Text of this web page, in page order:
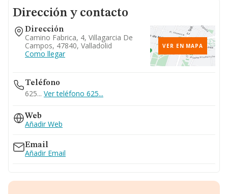
Dirección y contacto
Dirección
Camino Fabrica, 4, Villagarcia De
Campos, 47840, Valladolid
Como llegar
VER EN MAPA
Teléfono
625... Ver teléfono 625...
Web
Añadir Web
Email
Añadir Email